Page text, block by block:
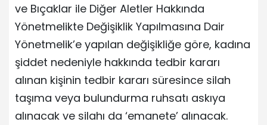
ve Bıçaklar ile Diğer Aletler Hakkında
Yönetmelikte Değişiklik Yapılmasına Dair
Yönetmelik’e yapılan değişikliğe göre, kadına
şiddet nedeniyle hakkında tedbir kararı
alınan kişinin tedbir kararı süresince silah
taşıma veya bulundurma ruhsatı askıya
alınacak ve silahı da ‘emanete’ alınacak.